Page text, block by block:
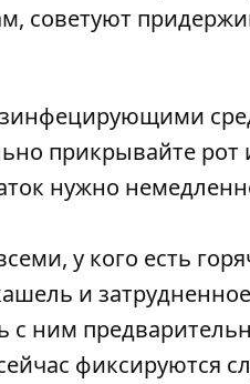
советуют
прикрывайте
нужно
у кого есть
и
с ним
фиксируются